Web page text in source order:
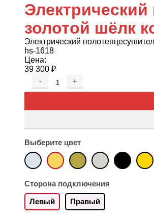
золотой шёлк
Электрический
hs-1618
Цена:
39 300 ₽
- +
Выберите цвет
Сторона подключения
Левый Правый